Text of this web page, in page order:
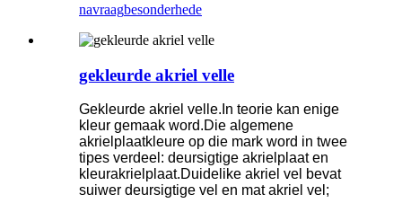
navraagbesonderhede
gekleurde akriel velle
Gekleurde akriel velle.In teorie kan enige
kleur gemaak word.Die algemene
akrielplaatkleure op die mark word in twee
tipes verdeel: deursigtige akrielplaat en
kleurakrielplaat.Duidelike akriel vel bevat
suiwer deursigtige vel en mat akriel vel;